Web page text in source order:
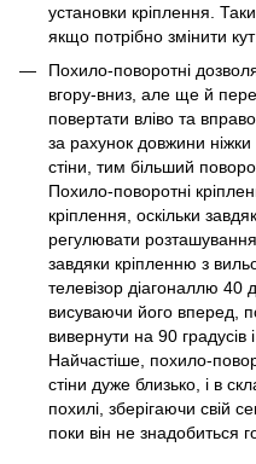
установки кріплення.
якщо потрібно змінити
Похило-поворотні
вгору-вниз, але ще й
повертати вліво та
за рахунок довжини
стіни, тим більший
Похило-поворотні
кріплення, оскільки
регулювати
завдяки кріпленню з
телевізор діагоналлю 40
висуваючи його вперед,
вивернути на 90 градусів
Найчастіше, похило-
стіни дуже близько, і в
похилі, зберігаючи свій
поки він не знадобиться